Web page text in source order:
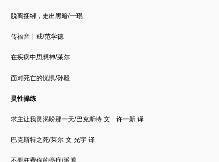
脱离捆绑，走出黑暗/一琨
传福音十戒/范学德
在疾病中思想神/莱尔
面对死亡的忧惧/孙毅
灵性操练
求主让我灵渴盼那一天/巴克斯特 文 许一新 译
巴克斯特之死/莱尔 文 光宇 译
不要枉费你的癌症/派博